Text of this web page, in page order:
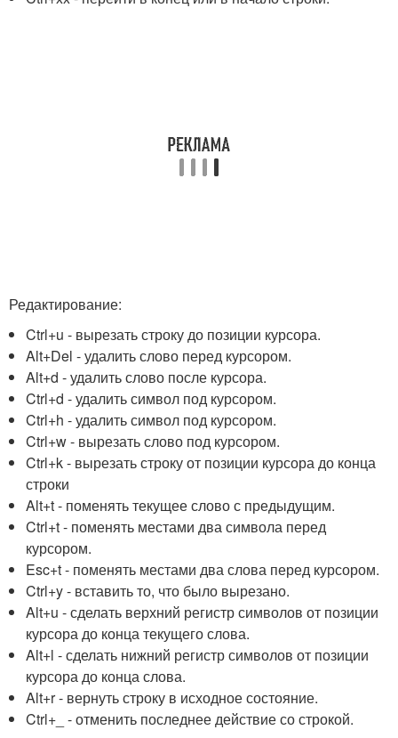
Редактирование:
Ctrl+u - вырезать строку до позиции курсора.
Alt+Del - удалить слово перед курсором.
Alt+d - удалить слово после курсора.
Ctrl+d - удалить символ под курсором.
Ctrl+h - удалить символ под курсором.
Ctrl+w - вырезать слово под курсором.
Ctrl+k - вырезать строку от позиции курсора до конца
строки
Alt+t - поменять текущее слово с предыдущим.
Ctrl+t - поменять местами два символа перед
курсором.
Esc+t - поменять местами два слова перед курсором.
Ctrl+y - вставить то, что было вырезано.
Alt+u - сделать верхний регистр символов от позиции
курсора до конца текущего слова.
Alt+l - сделать нижний регистр символов от позиции
курсора до конца слова.
Alt+r - вернуть строку в исходное состояние.
Ctrl+_ - отменить последнее действие со строкой.